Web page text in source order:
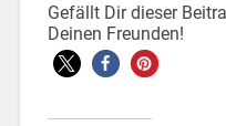
Gefällt Dir dieser
Deinen Freunden!